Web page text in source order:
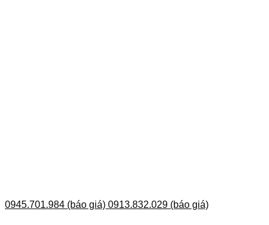
0945.701.984 (báo giá) 0913.832.029 (báo giá)